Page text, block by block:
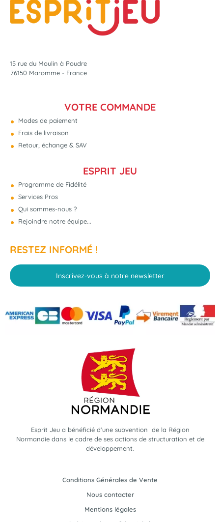
15 rue du Moulin à Poudre
76150 Maromme - France
VOTRE COMMANDE
Modes de paiement
Frais de livraison
Retour, échange & SAV
ESPRIT JEU
Programme de Fidélité
Services Pros
Qui sommes-nous ?
Rejoindre notre équipe...
RESTEZ INFORMÉ !
Inscrivez-vous à notre newsletter
Esprit Jeu a bénéficié d'une subvention de la Région
Normandie dans le cadre de ses actions de structuration et de
développement.
Conditions Générales de Vente
Nous contacter
Mentions légales